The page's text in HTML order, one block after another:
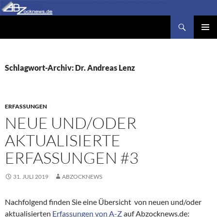
Zum
Inhalt
Schlagwort-Archiv: Dr. Andreas Lenz
ERFASSUNGEN
NEUE UND/ODER
AKTUALISIERTE
ERFASSUNGEN #3
31. JULI 2019 ABZOCKNEWS
Nachfolgend finden Sie eine Übersicht von neuen und/oder
aktualisierten Erfassungen von A-Zauf Abzocknews.de: